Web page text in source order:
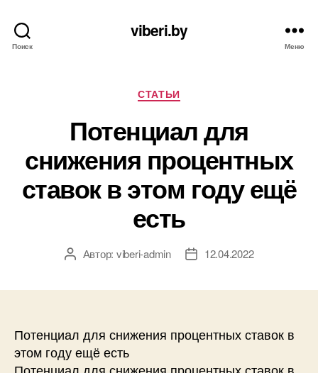
Поиск
viberi.by
Меню
Рубрики
СТАТЬИ
Потенциал для
снижения процентных
ставок в этом году ещё
есть
АвторАвтор: viberi-admin
Дата12.04.2022
Потенциал для снижения процентных ставок в
этом году ещё есть
Потенциал для снижения процентных ставок в